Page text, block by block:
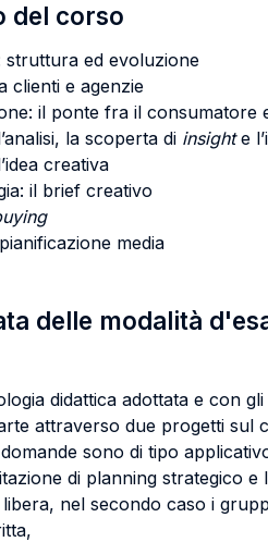
del corso
struttura ed evoluzione
clienti e agenzie
il ponte fra il consumatore
la scoperta di insighte
creativa
il brief creativo
media
delle modalità
didattica adottata e con
attraverso due progetti
sono di tipo
di planning strategico
nel secondo caso i